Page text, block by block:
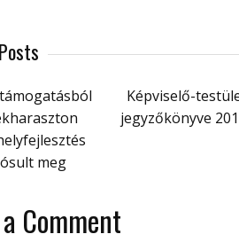
meg
Képviselő-
jegyzőkönyve
Comment